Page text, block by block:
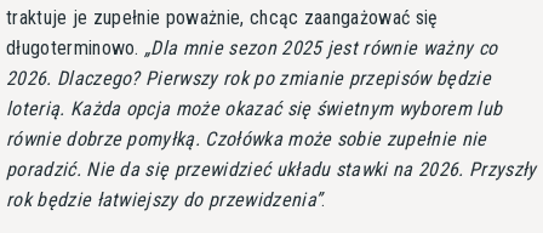
traktuje je zupełnie poważnie, chcąc zaangażować się
długoterminowo.
Dla mnie sezon 2025 jest równie ważny co
2026. Dlaczego? Pierwszy rok po zmianie przepisów będzie
loterią. Każda opcja może okazać się świetnym wyborem lub
równie dobrze pomyłką. Czołówka może sobie zupełnie nie
poradzić. Nie da się przewidzieć układu stawki na 2026. Przyszły
rok będzie łatwiejszy do przewidzenia .